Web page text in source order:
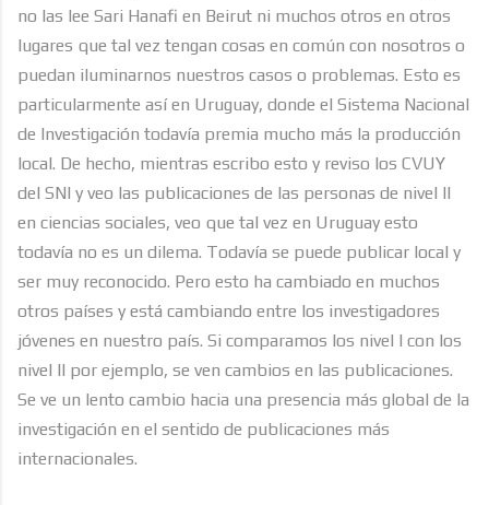
no las lee Sari Hanafi en Beirut ni muchos otros en otros
lugares que tal vez tengan cosas en común con nosotros o
puedan iluminarnos nuestros casos o problemas. Esto es
particularmente así en Uruguay, donde el Sistema Nacional
de Investigación todavía premia mucho más la producción
local. De hecho, mientras escribo esto y reviso los CVUY
del SNI y veo las publicaciones de las personas de nivel II
en ciencias sociales, veo que tal vez en Uruguay esto
todavía no es un dilema. Todavía se puede publicar local y
ser muy reconocido. Pero esto ha cambiado en muchos
otros países y está cambiando entre los investigadores
jóvenes en nuestro país. Si comparamos los nivel I con los
nivel II por ejemplo, se ven cambios en las publicaciones.
Se ve un lento cambio hacia una presencia más global de la
investigación en el sentido de publicaciones más
internacionales.